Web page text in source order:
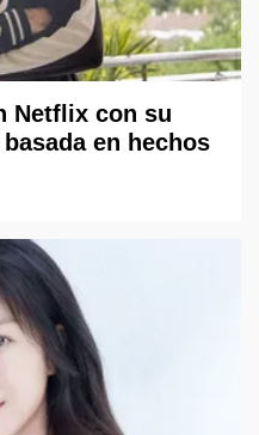
Netflix con su
en hechos